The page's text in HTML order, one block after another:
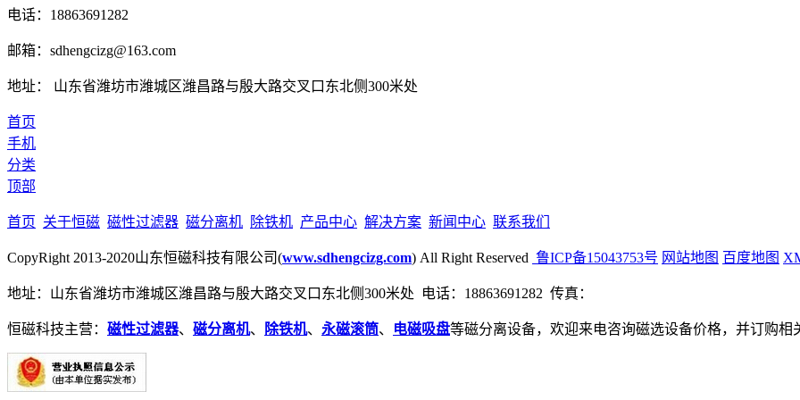
电话：18863691282
邮箱：sdhengcizg@163.com
地址： 山东省潍坊市潍城区潍昌路与殷大路交叉口东北侧300米处
首页
手机
分类
顶部
首页 关于恒磁 磁性过滤器 磁分离机 除铁机 产品中心 解决方案 新闻中心 联系我们
CopyRight 2013-2020山东恒磁科技有限公司(www.sdhengcizg.com) All Right Reserved 鲁ICP备15043753号 网站地图 百度地图
地址：山东省潍坊市潍城区潍昌路与殷大路交叉口东北侧300米处 电话：18863691282 传真：
恒磁科技主营： 磁性过滤器、 磁分离机、 除铁机、 永磁滚筒、 电磁吸盘等磁分离设备，欢迎来电咨询磁选设备价格，并订购相